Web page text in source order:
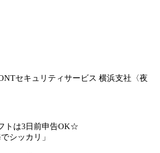
セキュリティサービス 横浜支社〈夜
トは3日前申告OK☆
シッカリ」